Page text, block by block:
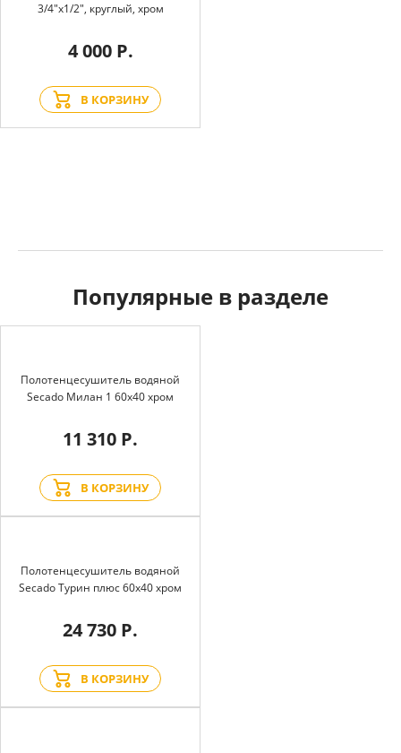
3/4"х1/2", круглый, хром
4 000 Р.
В КОРЗИНУ
Популярные в разделе
Полотенцесушитель водяной
Secado Милан 1 60x40 хром
11 310 Р.
В КОРЗИНУ
Полотенцесушитель водяной
Secado Турин плюс 60x40 хром
24 730 Р.
В КОРЗИНУ